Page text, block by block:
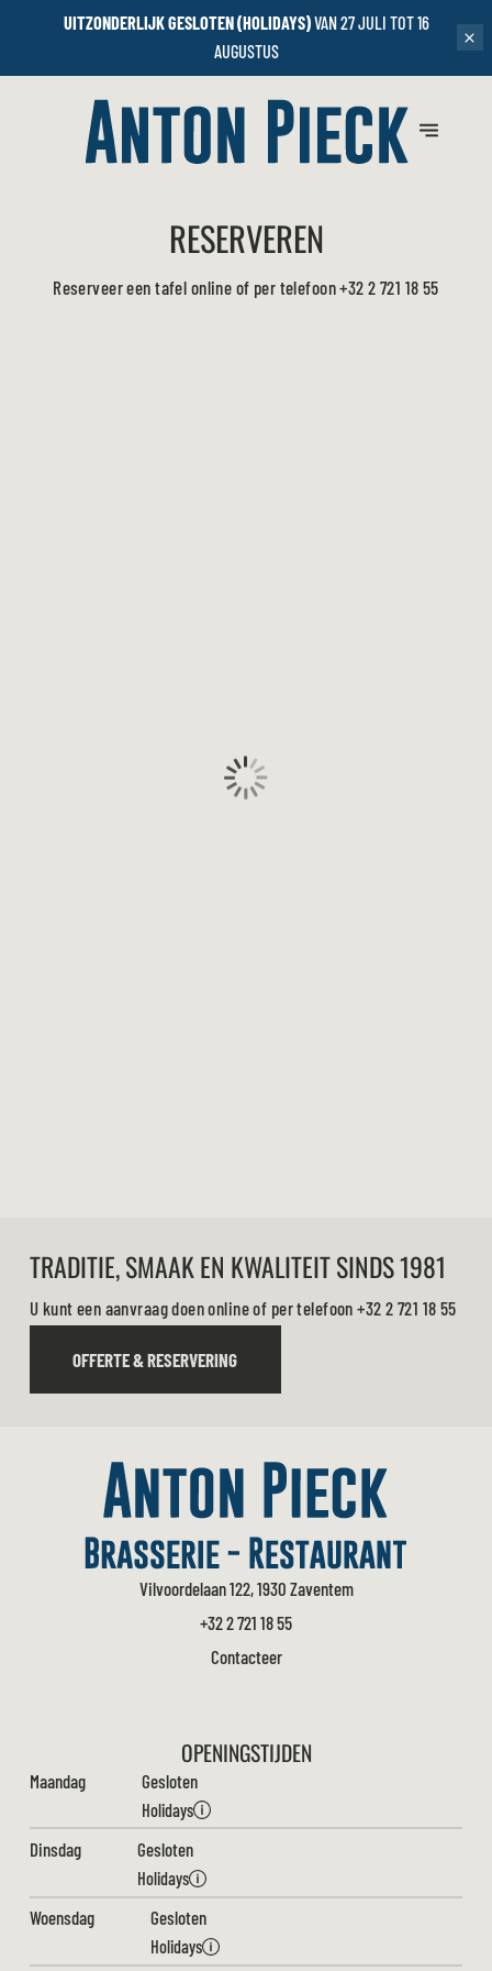
UITZONDERLIJK GESLOTEN (HOLIDAYS)VAN 27 JULI TOT 16
AUGUSTUS
RESERVEREN
Reserveer een tafel online of per telefoon+32 2 721 18 55
TRADITIE, SMAAK EN KWALITEIT SINDS 1981
U kunt een aanvraag doen online of per telefoon+32 2 721 18 55
OFFERTE & RESERVERING
Vilvoordelaan 122, 1930 Zaventem
+32 2 721 18 55
Contacteer
OPENINGSTIJDEN
Maandag Gesloten
Holidays
Dinsdag Gesloten
Holidays
Woensdag Gesloten
Holidays